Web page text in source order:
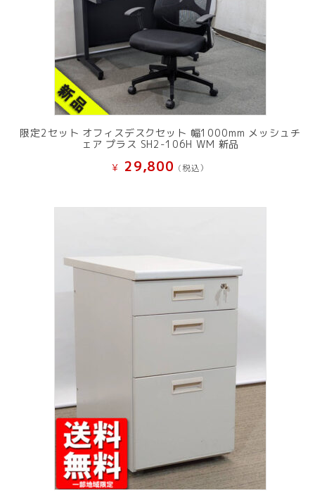
限定2セット オフィスデスクセット 幅1000mm メッシュチ
ェア プラス SH2-106H WM 新品
¥ 29,800 (税込）